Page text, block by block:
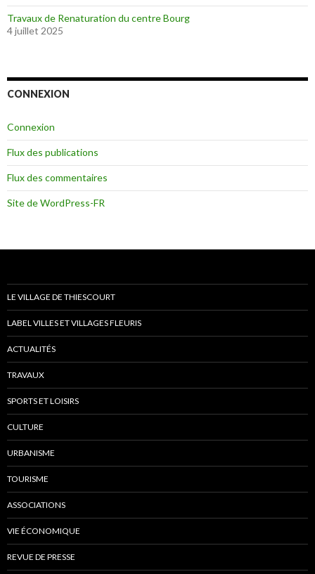
Travaux de Renaturation du centre Bourg
4 juillet 2025
CONNEXION
Connexion
Flux des publications
Flux des commentaires
Site de WordPress-FR
LE VILLAGE DE THIESCOURT
LABEL VILLES ET VILLAGES FLEURIS
ACTUALITÉS
TRAVAUX
SPORTS ET LOISIRS
CULTURE
URBANISME
TOURISME
ASSOCIATIONS
VIE ÉCONOMIQUE
REVUE DE PRESSE